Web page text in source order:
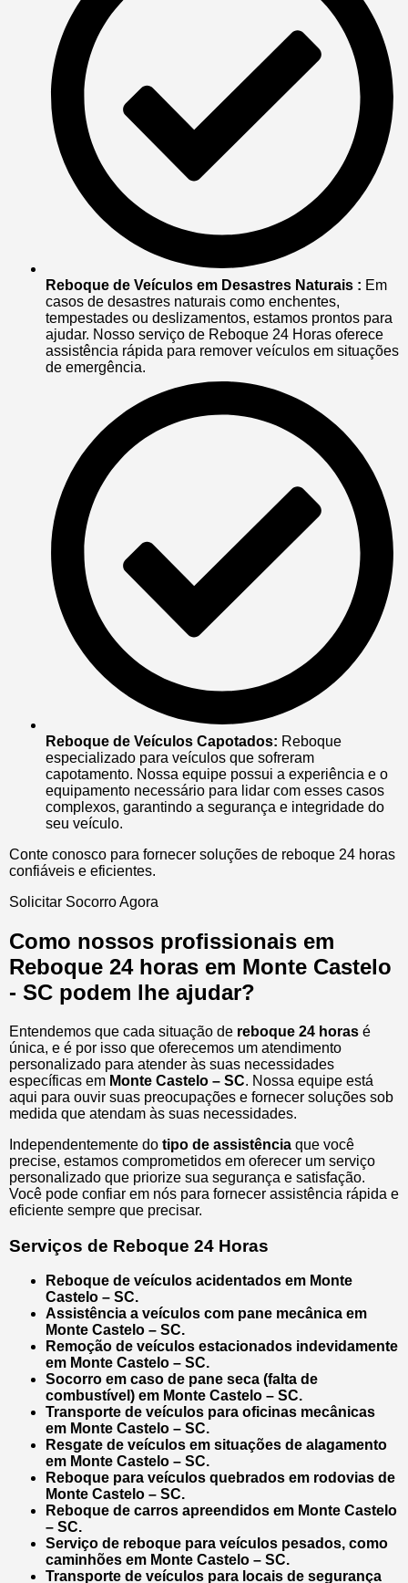
Reboque de Veículos em Desastres Naturais : Em
casos de desastres naturais como enchentes,
tempestades ou deslizamentos, estamos prontos para
ajudar. Nosso serviço de Reboque 24 Horas oferece
assistência rápida para remover veículos em situações
de emergência.
Reboque de Veículos Capotados: Reboque
especializado para veículos que sofreram
capotamento. Nossa equipe possui a experiência e o
equipamento necessário para lidar com esses casos
complexos, garantindo a segurança e integridade do
seu veículo.
Conte conosco para fornecer soluções de reboque 24 horas
confiáveis e eficientes.
Solicitar Socorro Agora
Como nossos profissionais em
Reboque 24 horas em Monte Castelo
- SC podem lhe ajudar?
Entendemos que cada situação de reboque 24 horas é
única, e é por isso que oferecemos um atendimento
personalizado para atender às suas necessidades
específicas em Monte Castelo – SC. Nossa equipe está
aqui para ouvir suas preocupações e fornecer soluções sob
medida que atendam às suas necessidades.
Independentemente do tipo de assistência que você
precise, estamos comprometidos em oferecer um serviço
personalizado que priorize sua segurança e satisfação.
Você pode confiar em nós para fornecer assistência rápida e
eficiente sempre que precisar.
Serviços de Reboque 24 Horas
Reboque de veículos acidentados em Monte
Castelo – SC.
Assistência a veículos com pane mecânica em
Monte Castelo – SC.
Remoção de veículos estacionados indevidamente
em Monte Castelo – SC.
Socorro em caso de pane seca (falta de
combustível) em Monte Castelo – SC.
Transporte de veículos para oficinas mecânicas
em Monte Castelo – SC.
Resgate de veículos em situações de alagamento
em Monte Castelo – SC.
Reboque para veículos quebrados em rodovias de
Monte Castelo – SC.
Reboque de carros apreendidos em Monte Castelo
– SC.
Serviço de reboque para veículos pesados, como
caminhões em Monte Castelo – SC.
Transporte de veículos para locais de segurança